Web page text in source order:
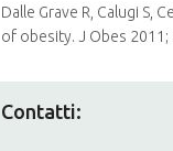
Dalle Grave R, Calugi S,
of obesity. J Obes 2011;
Contatti: